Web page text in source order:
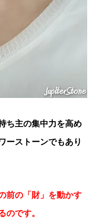
ち主の集中力を高め
ーストーンでもあり
前の「財」を動かす
のです。